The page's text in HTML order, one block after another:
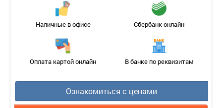
Наличные в офисе Сбербанк онлайн
Оплата картой онлайн В банке по реквизитам
Ознакомиться с ценами